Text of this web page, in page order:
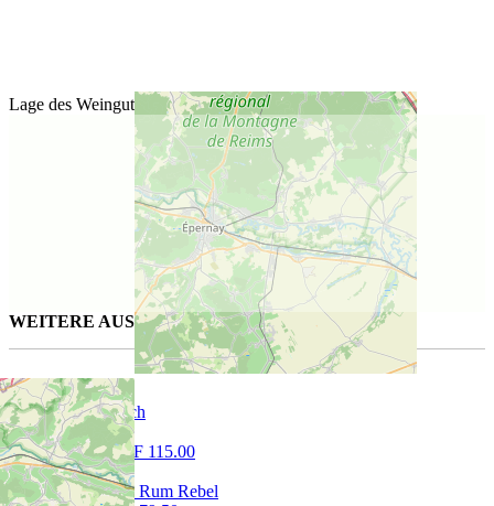
Lage des Weinguts
WEITERE AUSGESUCHTE WEINE FÜR SIE
Don
150 cl | CHF 115.00
Smokehead Rum Rebel